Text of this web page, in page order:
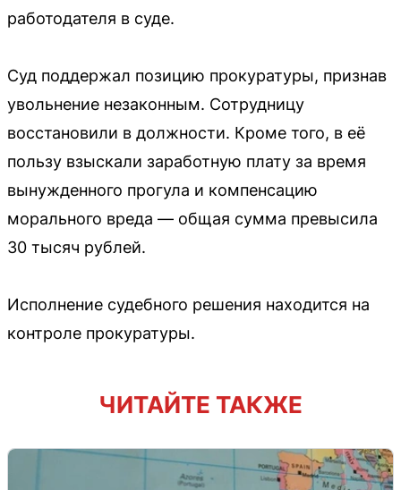
работодателя в суде.
Суд поддержал позицию прокуратуры, признав
увольнение незаконным. Сотрудницу
восстановили в должности. Кроме того, в её
пользу взыскали заработную плату за время
вынужденного прогула и компенсацию
морального вреда — общая сумма превысила
30 тысяч рублей.
Исполнение судебного решения находится на
контроле прокуратуры.
ЧИТАЙТЕ ТАКЖЕ